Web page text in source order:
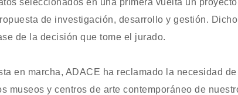
seleccionados en una primera vuelta un proyecto
de investigación, desarrollo y gestión. Dicho
de la decisión que tome el jurado.
en marcha, ADACE ha reclamado la necesidad de
museos y centros de arte contemporáneo de